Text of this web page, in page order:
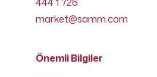
market@samm.com
Önemli Bilgiler